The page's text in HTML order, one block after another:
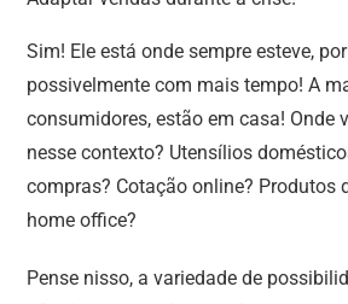
Sim! Ele está onde sempre esteve,
possivelmente com mais tempo! A
consumidores, estão em casa! Onde
nesse contexto? Utensílios
compras? Cotação online? Produtos
home office?
Pense nisso, a variedade de